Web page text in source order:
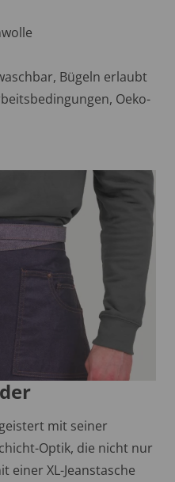
Bügeln erlaubt
Oeko-
mit seiner
Optik, die nicht nur
einer XL-Jeanstasche